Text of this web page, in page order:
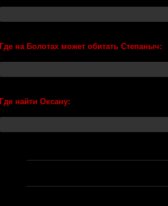
Где на Болотах может обитать Степаныч:
Где найти Оксану: